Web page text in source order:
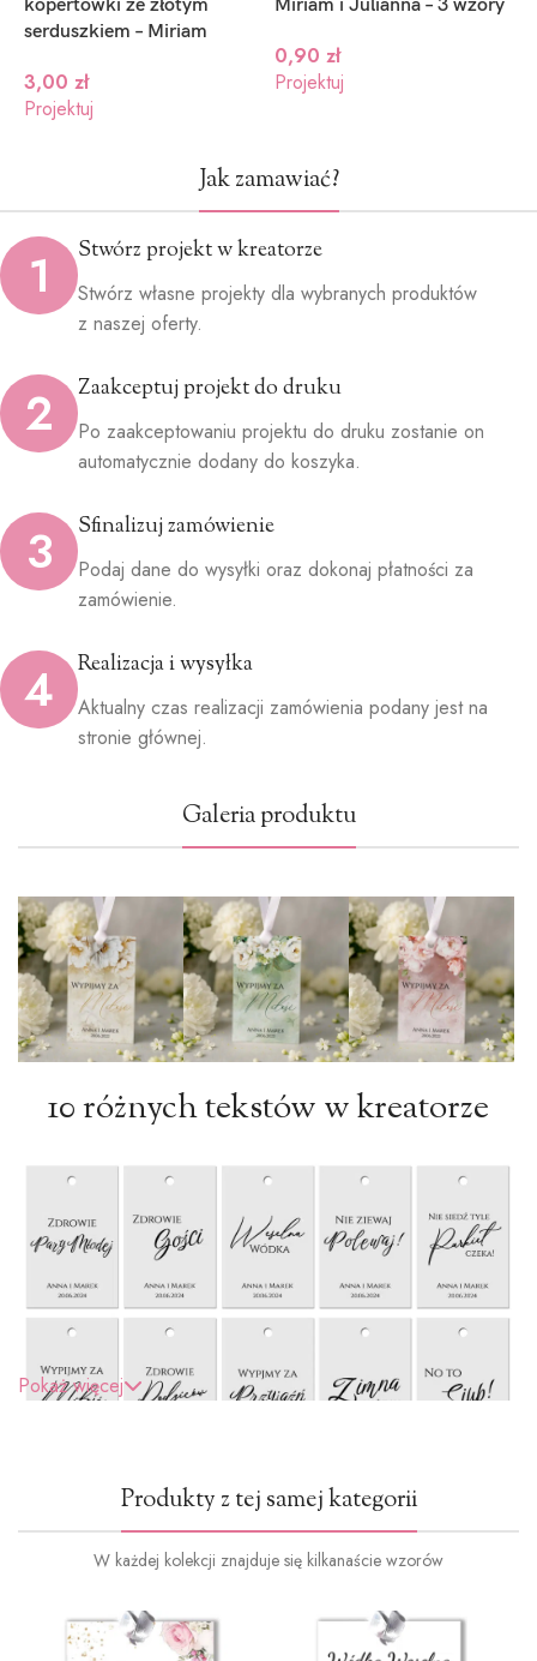
kopertówki ze złotym
serduszkiem – Miriam
3,00 zł
Projektuj
Miriam i Julianna – 3 wzory
0,90 zł
Projektuj
Jak zamawiać?
1 Stwórz projekt w kreatorze
Stwórz własne projekty dla wybranych produktów
z naszej oferty.
2 Zaakceptuj projekt do druku
Po zaakceptowaniu projektu do druku zostanie on
automatycznie dodany do koszyka.
3 Sfinalizuj zamówienie
Podaj dane do wysyłki oraz dokonaj płatności za
zamówienie.
4 Realizacja i wysyłka
Aktualny czas realizacji zamówienia podany jest na
stronie głównej.
Galeria produktu
10 różnych tekstów w kreatorze
Wstążki do wyboru
Pokaż więcej
Produkty z tej samej kategorii
W każdej kolekcji znajduje się kilkanaście wzorów